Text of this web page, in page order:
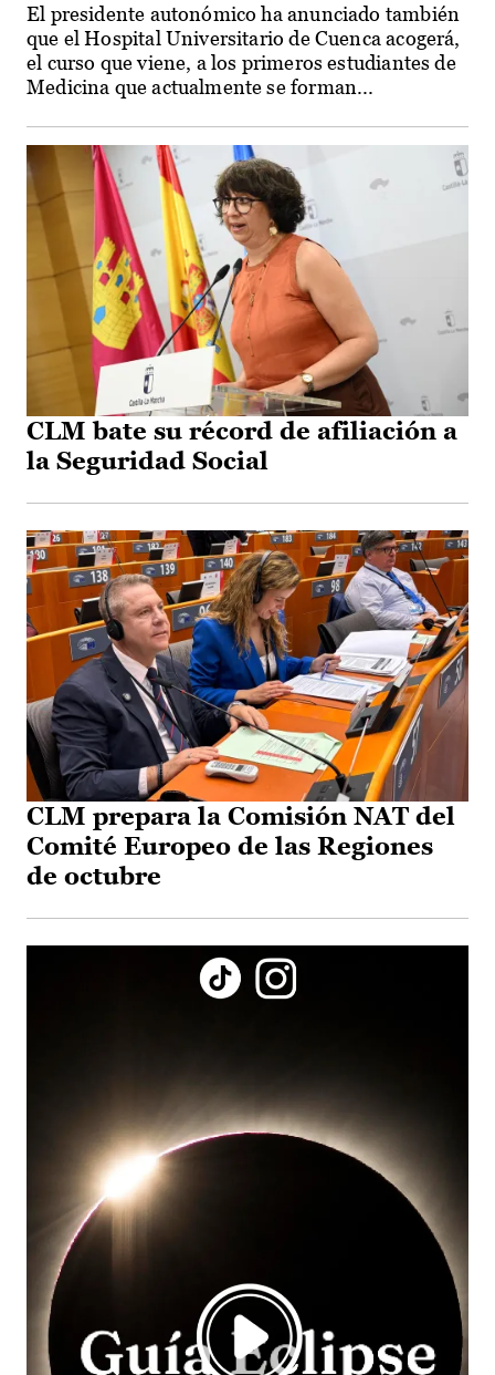
El presidente autonómico ha anunciado también
que el Hospital Universitario de Cuenca acogerá,
el curso que viene, a los primeros estudiantes de
Medicina que actualmente se forman...
CLM bate su récord de afiliación a
la Seguridad Social
CLM prepara la Comisión NAT del
Comité Europeo de las Regiones
de octubre